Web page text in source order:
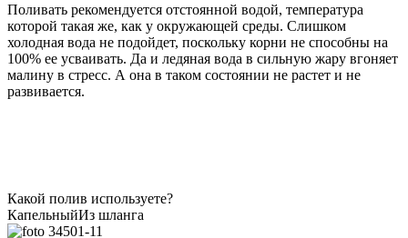
Поливать рекомендуется отстоянной водой, температура
которой такая же, как у окружающей среды. Слишком
холодная вода не подойдет, поскольку корни не способны на
100% ее усваивать. Да и ледяная вода в сильную жару вгоняет
малину в стресс. А она в таком состоянии не растет и не
развивается.
Какой полив используете?
КапельныйИз шланга